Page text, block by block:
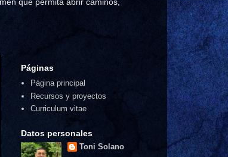
Páginas
Página principal
Recursos y proyectos
Curriculum vitae
Datos personales
Toni Solano